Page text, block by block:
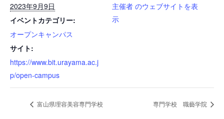
2023年9月9日
イベントカテゴリー:
オープンキャンパス
サイト:
https://www.bit.urayama.ac.j
p/open-campus
主催者 のウェブサイトを表
示
富山県理容美容専門学校 専門学校 職藝学院